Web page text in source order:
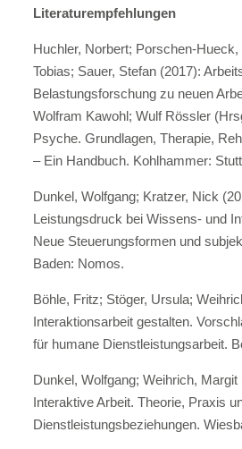
Literaturempfehlungen
Huchler, Norbert; Porschen-Hueck,
Tobias; Sauer, Stefan (2017):
Belastungsforschung zu neuen
Wolfram Kawohl; Wulf Rössler
Psyche. Grundlagen, Therapie,
– Ein Handbuch. Kohlhammer:
Dunkel, Wolfgang; Kratzer, Nick
Leistungsdruck bei Wissens- und
Neue Steuerungsformen und
Baden: Nomos.
Böhle, Fritz; Stöger, Ursula;
Interaktionsarbeit gestalten.
für humane Dienstleistungsarbeit.
Dunkel, Wolfgang; Weihrich,
Interaktive Arbeit. Theorie, Praxis
Dienstleistungsbeziehungen.